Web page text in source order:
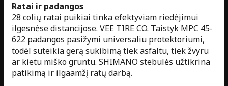
Ratai ir padangos
28 colių ratai puikiai tinka efektyviam riedėjimui
ilgesnėse distancijose. VEE TIRE CO. Taistyk MPC 45-
622 padangos pasižymi universaliu protektoriumi,
todėl suteikia gerą sukibimą tiek asfaltu, tiek žvyru
ar kietu miško gruntu. SHIMANO stebulės užtikrina
patikimą ir ilgaamžį ratų darbą.